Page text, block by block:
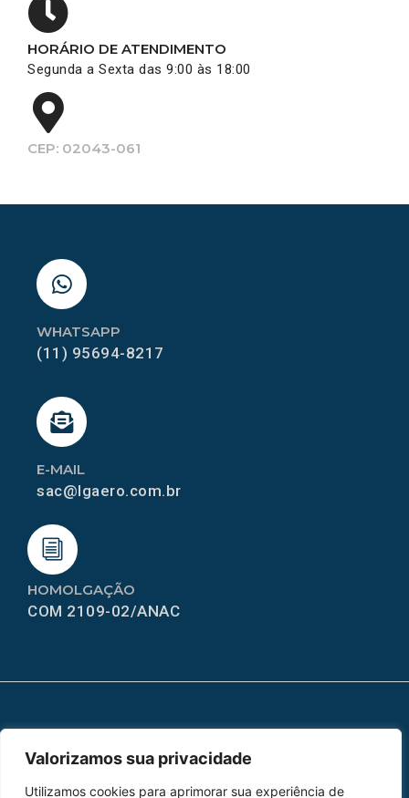
Valorizamos sua privacidade
Utilizamos cookies para aprimorar sua experiência de
HORÁRIO DE ATENDIMENTO
Segunda a Sexta das 9:00 às 18:00
CEP: 02043-061
HOMOLGAÇÃO
COM 2109-02/ANAC
E-MAIL
sac@lgaero.com.br
WHATSAPP
(11) 95694-8217
Home